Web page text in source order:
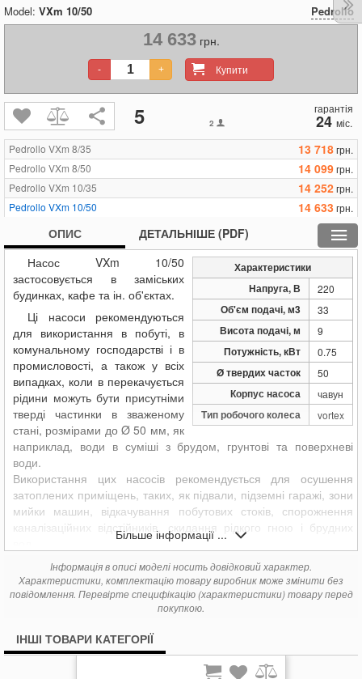
Model: VXm 10/50 Pedrollo
14 633грн.
Купити
- +
5 2
гарантія
24 міс.
Pedrollo VXm 8/35
13 718грн.
Pedrollo VXm 8/50
14 099грн.
Pedrollo VXm 10/35
14 252грн.
Pedrollo VXm 10/50
14 633грн.
17 605грн.
Pedrollo VXm 15/50
17 986грн.
Pedrollo VXm 20/35
20 806
Pedrollo VXm 20/50
21 187
ОПИС ДЕТАЛЬНІШЕ (PDF)
Характеристики
Напруга, В
220
Об'єм подачі, м3 33
Висота подачі, м 9
Потужність, кВт 0.75
Ø твердих часток 50
Корпус насоса чавун
Тип робочого колеса vortex
Насос VXm 10/50
застосовується в заміських
будинках, кафе та ін. об'єктах.
Ці насоси рекомендуються
для використання в побуті, в
комунальному господарстві і в
промисловості, а також у всіх
випадках, коли в перекачується
рідини можуть бути присутніми
тверді частинки в зваженому
стані, розмірами до Ø 50 мм, як
наприклад, води в суміші з брудом, грунтові та поверхневі
води.
Використання цих насосів рекомендується для осушення
затоплених приміщень, таких, як підвали, підземні гаражі, зони
мийки машин, відкачування побутових стоків, спорожнення
каналізаційних відстійників, скидання рідкого гною і брудних
подача 550 л/хв. (33 m3 /год)
тиск9 м
температура рідини до + 40 ° C
Ø твердих частинок у суспензії до 50 мм
глибина занурення до 5 м
кабель 5 або 10 м.
Більше інформації ...
Інформація в описі моделі носить довідковий характер.
Характеристики, комплектацію товару виробник може змінити без
повідомлення. Перевірте специфікацію (характеристики) товару перед
покупкою.
ІНШІ ТОВАРИ КАТЕГОРІЇ